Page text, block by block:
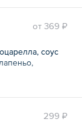
oт 369 ₽
соус
299 ₽